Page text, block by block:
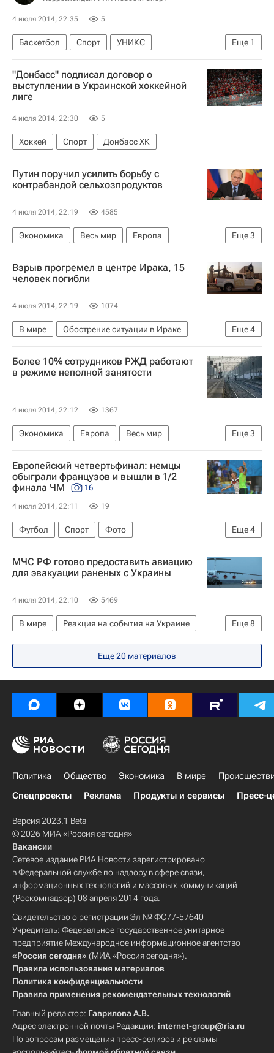
4 июля 2014, 22:35 5
Еще 1
Баскетбол Спорт
УНИКС
Кит Лэнгфорд
"Донбасс" подписал договор о
выступлении в Украинской хоккейной
лиге
4 июля 2014, 22:30 5
Хоккей Спорт Донбасс ХК
Путин поручил усилить борьбу с
контрабандой сельхозпродуктов
4 июля 2014, 22:19 4585
Еще3
Экономика Весь мир
Европа
Владимир Путин
Федеральная служба по ветеринарному и фитосанитарному надзору (Россельхознадзор)
Взрыв прогремел в центре Ирака, 15
человек погибли
4 июля 2014, 22:19 1074
Еще4
В мире
Обострение ситуации в Ираке
Ирак
Азия
Весь мир
Исламское государство*
Более 10% сотрудников РЖД работают
в режиме неполной занятости
4 июля 2014, 22:12 1367
Еще3
Экономика Европа
Весь мир
Владимир Якунин
РЖД Россия
Европейский четвертьфинал: немцы
обыграли французов и вышли в 1/2
финала ЧМ
16
4 июля 2014, 22:11 19
Еще4
Футбол Спорт
Фото
Чемпионат мира по футболу 2018
Франция
Германия
Матс Хуммельс
МЧС РФ готово предоставить авиацию
для эвакуации раненых с Украины
4 июля 2014, 22:10 5469
Еще8
В мире
Реакция на события на Украине
Украина
Весь мир
Европа
Вероника Скворцова
МЧС России (Министерство РФ по делам гражданской обороны, чрезвычайным ситуациям и ликвидации последствий стихийных бедствий)
Министерство здравоохранения РФ (Минздрав России)
Вооруженный конфликт на востоке Украины (2014)
Россия
Еще 20 материалов
Политика Общество Экономика В мире
Спецпроекты
Реклама Продукты и сервисы Пресс-
Версия 2023.1 Beta
© 2026 МИА «Россия сегодня»
Вакансии
Сетевое издание РИА Новости зарегистрировано
в Федеральной службе по надзору в сфере связи,
информационных технологий и массовых коммуникаций
(Роскомнадзор) 08 апреля 2014 года.
Свидетельство о регистрации Эл № ФС77-57640
Учредитель: Федеральное государственное унитарное
предприятие Международное информационное агентство
«Россия сегодня» (МИА «Россия сегодня»).
Правила использования материалов
Политика конфиденциальности
Правила применения рекомендательных технологий
Главный редактор: Гаврилова А.В.
Адрес электронной почты Редакции: internet-group@ria.ru
По вопросам размещения пресс-релизов и рекламы